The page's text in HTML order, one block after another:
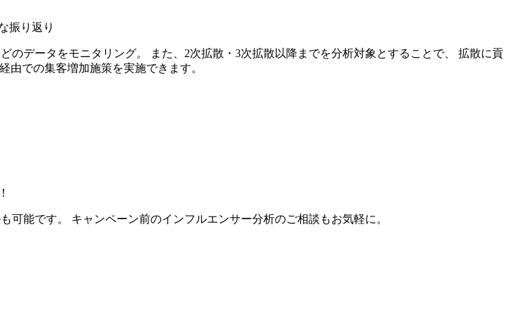
振り返り
データをモニタリング。 また、2次拡散・3次拡散以降までを分析対象とすることで、 拡散に貢
由での集客増加施策を実施できます。
能です。 キャンペーン前のインフルエンサー分析のご相談もお気軽に。